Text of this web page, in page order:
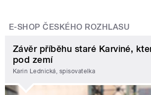
E-SHOP ČESKÉHO ROZHLASU
Závěr příběhu staré Karviné,
pod zemí
Karin Lednická, spisovatelka